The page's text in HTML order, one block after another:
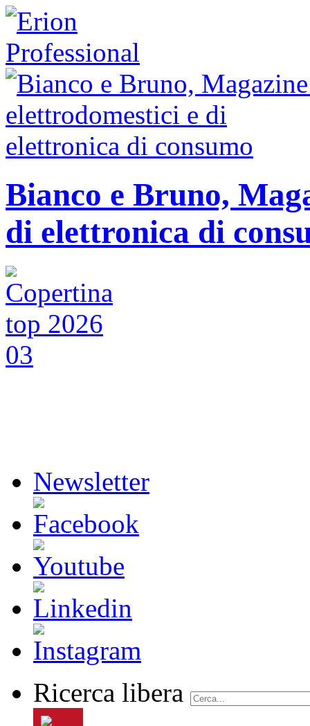
Bianco e Bruno,
di elettronica di
Newsletter
Ricerca libera